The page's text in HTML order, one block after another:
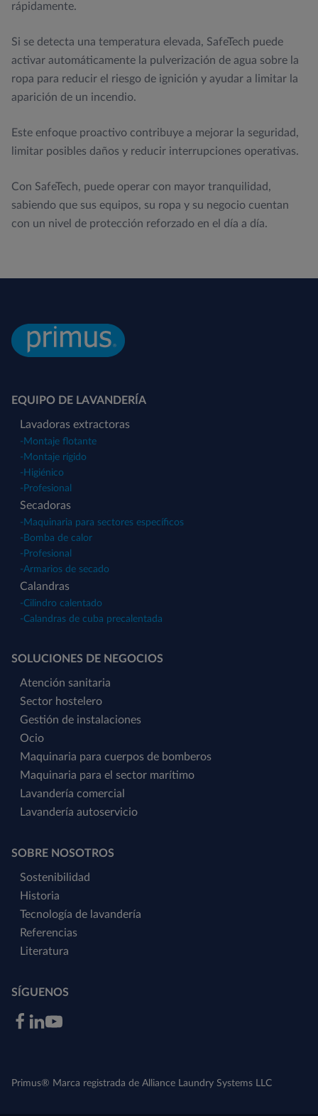
rápidamente.
Si se detecta una temperatura elevada, SafeTech puede
activar automáticamente la pulverización de agua sobre la
ropa para reducir el riesgo de ignición y ayudar a limitar la
aparición de un incendio.
Este enfoque proactivo contribuye a mejorar la seguridad,
limitar posibles daños y reducir interrupciones operativas.
Con SafeTech, puede operar con mayor tranquilidad,
sabiendo que sus equipos, su ropa y su negocio cuentan
con un nivel de protección reforzado en el día a día.
EQUIPO DE LAVANDERÍA
Lavadoras extractoras
- Montaje flotante
- Montaje rígido
- Higiénico
- Profesional
Secadoras
- Maquinaria para sectores específicos
- Bomba de calor
- Profesional
-Armarios de secado
Calandras
-Cilindro calentado
-Calandras de cuba precalentada
SOLUCIONES DE NEGOCIOS
Atención sanitaria
Sector hostelero
Gestión de instalaciones
Ocio
Maquinaria para cuerpos de bomberos
Maquinaria para el sector marítimo
Lavandería comercial
Lavandería autoservicio
SOBRE NOSOTROS
Sostenibilidad
Historia
Tecnología de lavandería
Referencias
Literatura
SÍGUENOS
Primus® Marca registrada de Alliance Laundry Systems LLC